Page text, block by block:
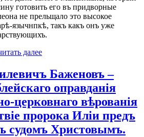
готовить его въ придворные
не прельщало это высокое
язычнпкѣ, такъ какъ онъ уже
далее
Баженовъ –
оправданія
церковнаго вѣрованія
пророка Иліи предъ
судомъ Христовымъ.